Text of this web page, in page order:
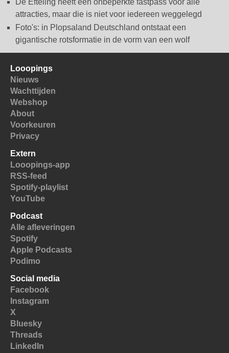
De Efteling heeft een onbeperkte fastpass voor alle
attracties, maar die is niet voor iedereen weggelegd
Foto's: in Plopsaland Deutschland ontstaat een
gigantische rotsformatie in de vorm van een wolf
Looopings
Nieuws
Wachttijden
Webshop
About
Voorkeuren
Privacy
Extern
Looopings-app
RSS-feed
Spotify-playlist
YouTube
Podcast
Alle afleveringen
Spotify
Apple Podcasts
Podimo
Social media
Facebook
Instagram
X
Bluesky
Threads
LinkedIn